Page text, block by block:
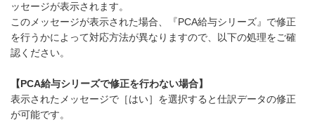
ッセージが表示されます。
このメッセージが表示された場合、『PCA給与シリーズ』で修正
を行うかによって対応方法が異なりますので、以下の処理をご確
認ください。
【PCA給与シリーズで修正を行わない場合】
表示されたメッセージで［はい］を選択すると仕訳データの修正
が可能です。